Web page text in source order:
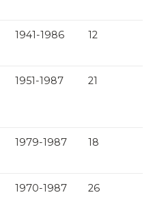
1941-1986 12
1951-1987 21
1979-1987 18
1970-1987 26